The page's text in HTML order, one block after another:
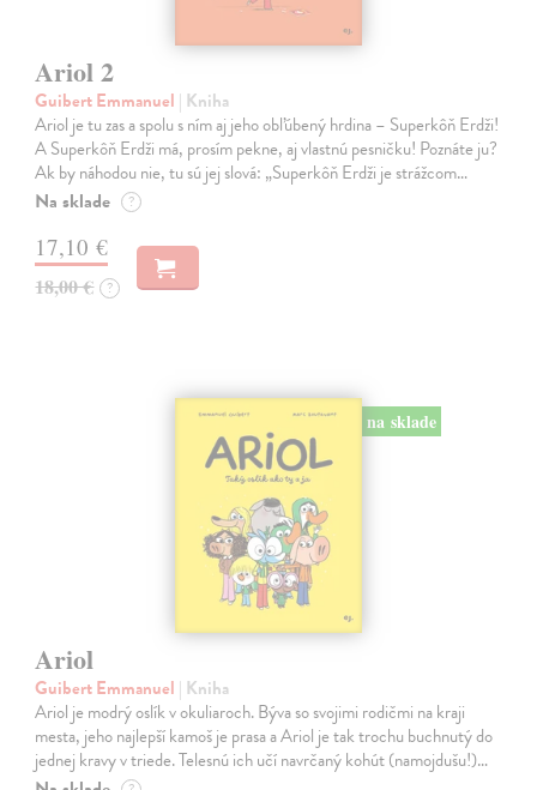
Ariol 2
Guibert Emmanuel | Kniha
Ariol je tu zas a spolu s ním aj jeho obľúbený hrdina – Superkôň Erdži!
A Superkôň Erdži má, prosím pekne, aj vlastnú pesničku! Poznáte ju?
Ak by náhodou nie, tu sú jej slová: „Superkôň Erdži je strážcom…
Na sklade ?
17,10 €
18,00 € ?
na sklade
Ariol
Guibert Emmanuel | Kniha
Ariol je modrý oslík v okuliaroch. Býva so svojimi rodičmi na kraji
mesta, jeho najlepší kamoš je prasa a Ariol je tak trochu buchnutý do
jednej kravy v triede. Telesnú ich učí navrčaný kohút (namojdušu!)…